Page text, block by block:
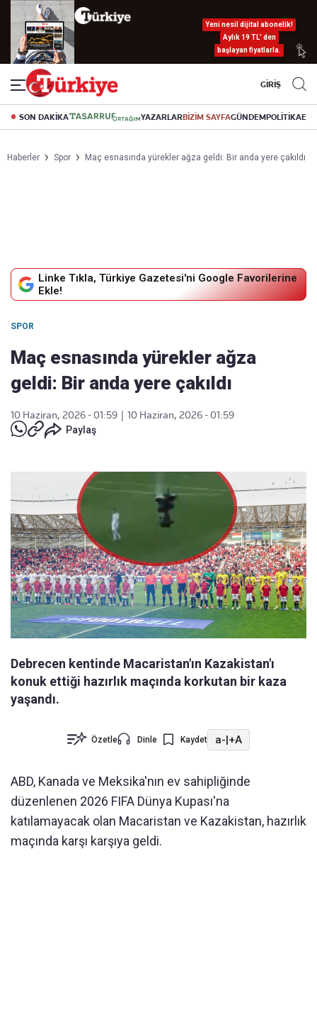
Yeni nesil dijital abonelik!
Aylık 19 TL’ den
başlayan fiyatlarla.
GİRİŞ
SON DAKİKA YAZARLARBİZİM SAYFAGÜNDEMPOLİTİKA
Haberler Spor Maç esnasında yürekler ağza geldi: Bir anda yere çakıldı
Linke Tıkla, Türkiye Gazetesi'ni Google Favorilerine
Ekle!
SPOR
Maç esnasında yürekler ağza
geldi: Bir anda yere çakıldı
10 Haziran, 2026 - 01:59
10 Haziran, 2026 - 01:59
Paylaş
Debrecen kentinde Macaristan'ın Kazakistan'ı
konuk ettiği hazırlık maçında korkutan bir kaza
yaşandı.
Özetle Dinle Kaydet a-|+A
ABD, Kanada ve Meksika'nın ev sahipliğinde
düzenlenen ⁠2026 FIFA Dünya Kupası'na
katılamayacak olan Macaristan ve Kazakistan, hazırlık
maçında karşı karşıya geldi.